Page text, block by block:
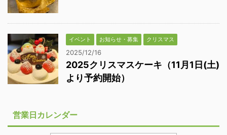
イベント お知らせ・募集 クリスマス
2025/12/16
2025クリスマスケーキ（11月1日(土)
より予約開始）
営業日カレンダー